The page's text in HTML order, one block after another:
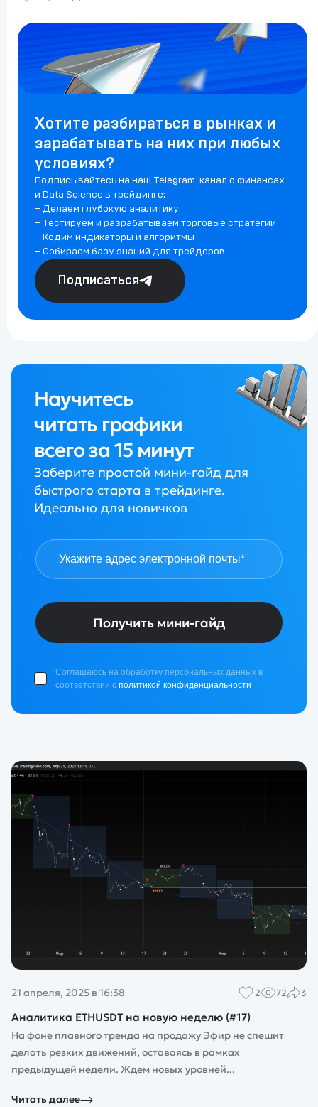
Хотите разбираться в рынках и
зарабатывать на них при любых
условиях?
Подписывайтесь на наш Telegram-канал о финансах
и Data Science в трейдинге:
– Делаем глубокую аналитику
– Тестируем и разрабатываем торговые стратегии
– Кодим индикаторы и алгоритмы
– Собираем базу знаний для трейдеров
Подписаться
Научитесь
читать графики
всего за 15 минут
Заберите простой мини-гайд для
быстрого старта в трейдинге.
Идеально для новичков
Получить мини-гайд
Соглашаюсь на обработку персональных данных в
соответствии с политикой конфиденциальности
21 апреля, 2025 в 16:38 2 72 3
Аналитика ETHUSDT на новую неделю (#17)
На фоне плавного тренда на продажу Эфир не спешит
делать резких движений, оставаясь в рамках
предыдущей недели. Ждем новых уровней...
Читать далее